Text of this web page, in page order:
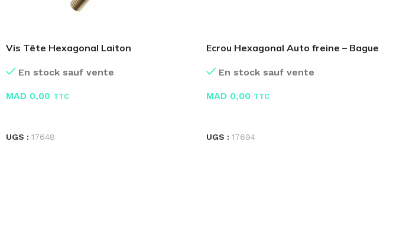
Vis Tête Hexagonal Laiton
En stock sauf vente
MAD 0,00 TTC
UGS : 17648
Ecrou Hexagonal Auto freine – Bague
En stock sauf vente
MAD0,00 TTC
UGS : 17694